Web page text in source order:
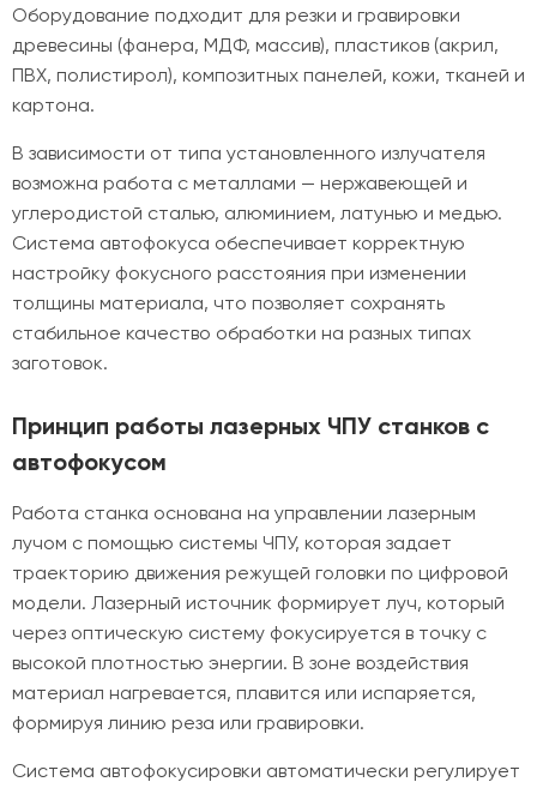
Оборудование подходит для резки и гравировки
древесины (фанера, МДФ, массив), пластиков (акрил,
ПВХ, полистирол), композитных панелей, кожи, тканей и
картона.
В зависимости от типа установленного излучателя
возможна работа с металлами — нержавеющей и
углеродистой сталью, алюминием, латунью и медью.
Система автофокуса обеспечивает корректную
настройку фокусного расстояния при изменении
толщины материала, что позволяет сохранять
стабильное качество обработки на разных типах
заготовок.
Принцип работы лазерных ЧПУ станков с
автофокусом
Работа станка основана на управлении лазерным
лучом с помощью системы ЧПУ, которая задает
траекторию движения режущей головки по цифровой
модели. Лазерный источник формирует луч, который
через оптическую систему фокусируется в точку с
высокой плотностью энергии. В зоне воздействия
материал нагревается, плавится или испаряется,
формируя линию реза или гравировки.
Система автофокусировки автоматически регулирует